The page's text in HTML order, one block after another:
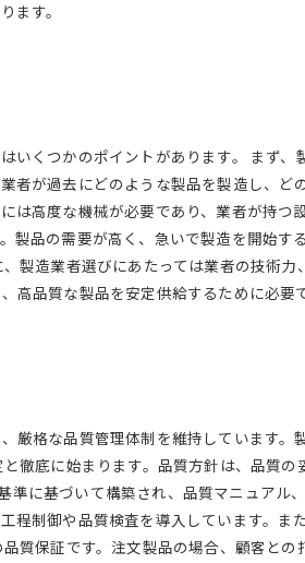
ます。
いくつかのポイントがあります。 まず
者が過去にどのような製品を製造し、
は高度な機械が必要であり、業者が持
製品の需要が高く、急いで製造を開始
製造業者選びにあたっては業者の技術
高品質な製品を安定供給するために必要
厳格な品質管理体制を維持しています
徹底に始まります。品質方針は、品質
準に基づいて構築され、品質マニュア
程制御や品質検査を導入しています。
質保証です。注文製品の場合、顧客と